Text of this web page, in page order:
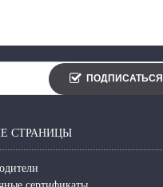
ПОДПИСАТЬСЯ
СТРАНИЦЫ
сертификаты